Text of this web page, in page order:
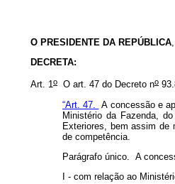
O PRESIDENTE DA REPÚBLICA,
DECRETA:
Art. 1o O art. 47 do Decreto no
“Art. 47.
A concessão e
Ministério da Fazenda,
Exteriores, bem assim de
de competência.
Parágrafo único. A
I - com relação ao